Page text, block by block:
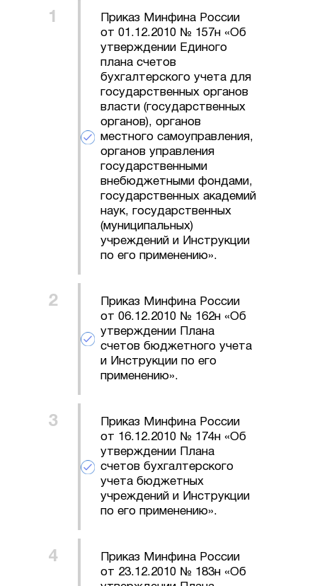
Приказ Минфина России
от 01.12.2010 № 157н «Об
утверждении Единого
плана счетов
бухгалтерского учета для
государственных органов
власти (государственных
органов), органов
местного самоуправления,
органов управления
государственными
внебюджетными фондами,
государственных академий
наук, государственных
(муниципальных)
учреждений и Инструкции
по его применению».
Приказ Минфина России
от 06.12.2010 № 162н «Об
утверждении Плана
счетов бюджетного учета
и Инструкции по его
применению».
Приказ Минфина России
от 16.12.2010 № 174н «Об
утверждении Плана
счетов бухгалтерского
учета бюджетных
учреждений и Инструкции
по его применению».
Приказ Минфина России
от 23.12.2010 № 183н «Об